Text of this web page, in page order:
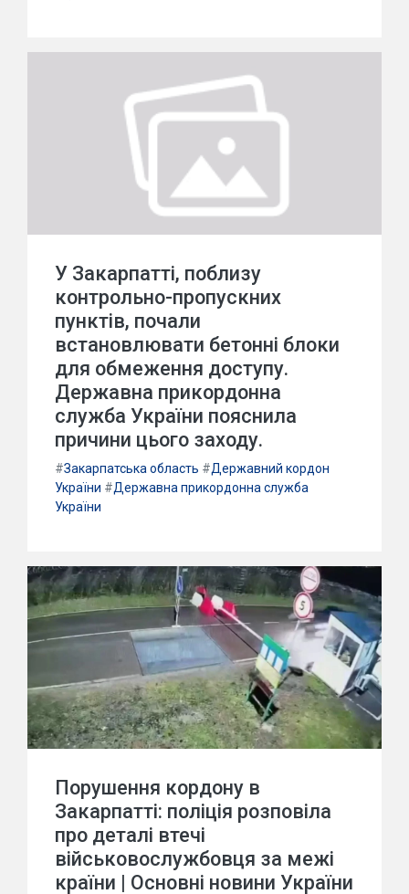
У Закарпатті, поблизу
контрольно-пропускних
пунктів, почали
встановлювати бетонні блоки
для обмеження доступу.
Державна прикордонна
служба України пояснила
причини цього заходу.
#Закарпатська область #Державний кордон
України #Державна прикордонна служба
України
Порушення кордону в
Закарпатті: поліція розповіла
про деталі втечі
військовослужбовця за межі
країни | Основні новини України